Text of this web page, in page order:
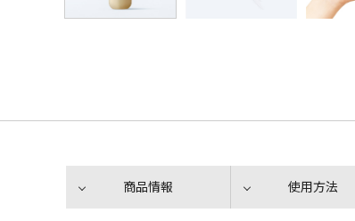
商品情報 使用方法